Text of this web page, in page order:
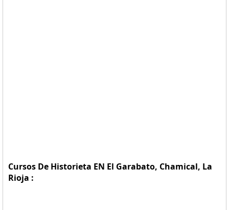
Cursos De Historieta EN El Garabato, Chamical, La
Rioja :